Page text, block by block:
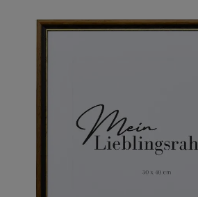
Afbeeldingengalerij overslaan